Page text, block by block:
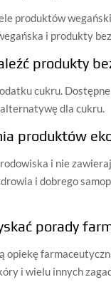
produktów
i produkty
produkty
cukru.
dla cukru.
produktów
i nie
i dobrego
porady
opiekę
i wielu innych